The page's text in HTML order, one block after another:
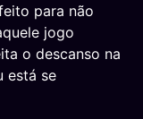
para não
jogo
o descanso na
está se